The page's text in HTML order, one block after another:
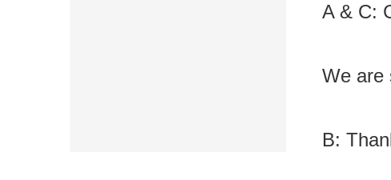
A & C:
We are
B: